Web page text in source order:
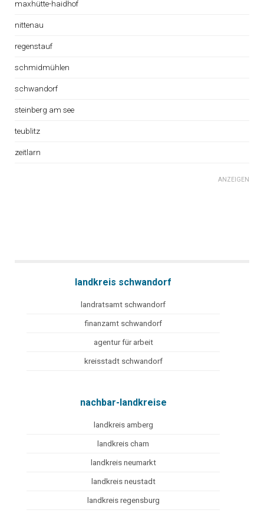
maxhütte-haidhof
nittenau
regenstauf
schmidmühlen
schwandorf
steinberg am see
teublitz
zeitlarn
ANZEIGEN
landkreis schwandorf
landratsamt schwandorf
finanzamt schwandorf
agentur für arbeit
kreisstadt schwandorf
nachbar-landkreise
landkreis amberg
landkreis cham
landkreis neumarkt
landkreis neustadt
landkreis regensburg